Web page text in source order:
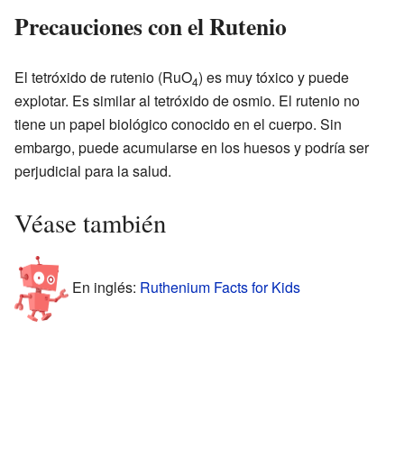
Precauciones con el Rutenio
El tetróxido de rutenio (RuO4) es muy tóxico y puede
explotar. Es similar al tetróxido de osmio. El rutenio no
tiene un papel biológico conocido en el cuerpo. Sin
embargo, puede acumularse en los huesos y podría ser
perjudicial para la salud.
Véase también
En inglés: Ruthenium Facts for Kids